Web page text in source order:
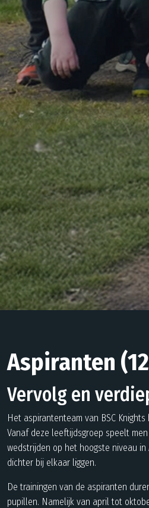
Aspiranten
Vervolg en
Het aspirantenteam van BSC
Vanaf deze leeftijdsgroep speelt
wedstrijden op het hoogste niveau
dichter bij elkaar liggen.
De trainingen van de aspiranten
pupillen. Namelijk van april tot